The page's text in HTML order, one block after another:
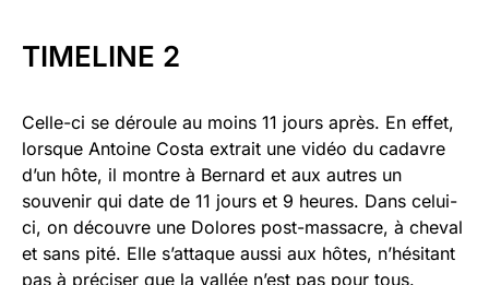
TIMELINE 2
Celle-ci se déroule au moins 11 jours après. En effet,
lorsque Antoine Costa extrait une vidéo du cadavre
d’un hôte, il montre à Bernard et aux autres un
souvenir qui date de 11 jours et 9 heures. Dans celui-
ci, on découvre une Dolores post-massacre, à cheval
et sans pité. Elle s’attaque aussi aux hôtes, n’hésitant
pas à préciser que la vallée n’est pas pour tous.